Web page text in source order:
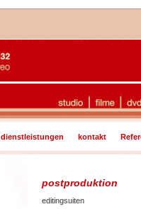
dienstleistungen kontakt
postproduktion
editingsuiten